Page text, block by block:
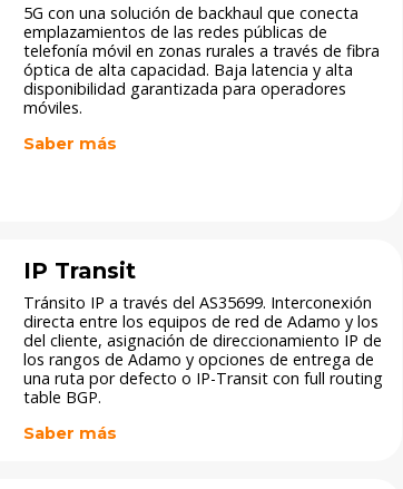
5G con una solución de backhaul que conecta
emplazamientos de las redes públicas de
telefonía móvil en zonas rurales a través de fibra
óptica de alta capacidad. Baja latencia y alta
disponibilidad garantizada para operadores
móviles.
Saber más
IP Transit
Tránsito IP a través del AS35699. Interconexión
directa entre los equipos de red de Adamo y los
del cliente, asignación de direccionamiento IP de
los rangos de Adamo y opciones de entrega de
una ruta por defecto o IP-Transit con full routing
table BGP.​
Saber más